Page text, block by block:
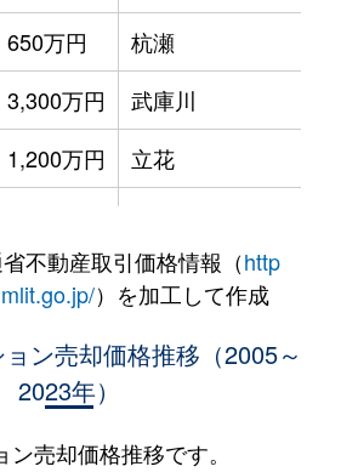
650万円
杭瀬
3,300万円
武庫川
1,200万円
立花
2,300万円
尼崎センタープール
950万円
8,400万円
尼崎(ＪＲ)
不動産取引価格情報（http
）を加工して作成
ン売却価格推移（2005～
2023年）
売却価格推移です。